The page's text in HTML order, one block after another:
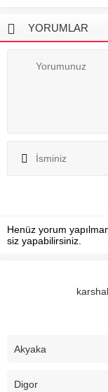
YORUMLAR
Henüz yorum
siz yapabilirsiniz.
Akyaka
Digor